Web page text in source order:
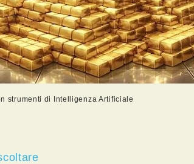
strumenti di Intelligenza Artificiale